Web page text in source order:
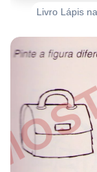
Livro Lápis